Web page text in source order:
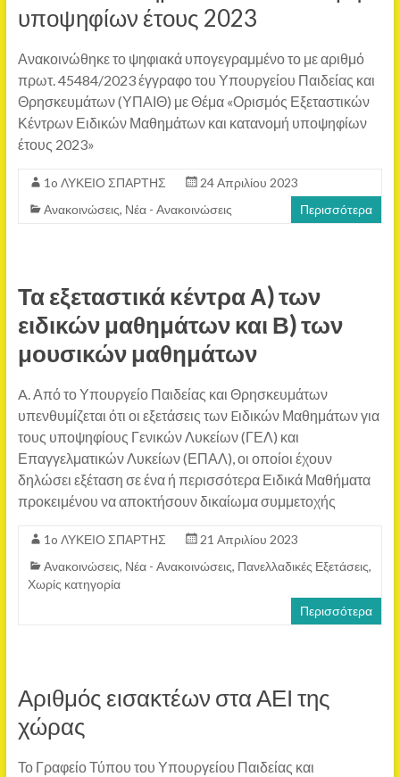
υποψηφίων έτους 2023
Ανακοινώθηκε το ψηφιακά υπογεγραμμένο το με αριθμό
πρωτ. 45484/2023 έγγραφο του Υπουργείου Παιδείας και
Θρησκευμάτων (ΥΠΑΙΘ) με Θέμα «Ορισμός Εξεταστικών
Κέντρων Ειδικών Μαθημάτων και κατανομή υποψηφίων
έτους 2023»
1o ΛΥΚΕΙΟ ΣΠΑΡΤΗΣ
24 Απριλίου 2023
Ανακοινώσεις, Νέα - Ανακοινώσεις Περισσότερα
Τα εξεταστικά κέντρα Α) των
ειδικών μαθημάτων και Β) των
μουσικών μαθημάτων
A. Από το Υπουργείο Παιδείας και Θρησκευμάτων
υπενθυμίζεται ότι οι εξετάσεις των Eιδικών Μαθημάτων για
τους υποψηφίους Γενικών Λυκείων (ΓΕΛ) και
Επαγγελματικών Λυκείων (ΕΠΑΛ), οι οποίοι έχουν
δηλώσει εξέταση σε ένα ή περισσότερα Ειδικά Μαθήματα
προκειμένου να αποκτήσουν δικαίωμα συμμετοχής
1o ΛΥΚΕΙΟ ΣΠΑΡΤΗΣ
21 Απριλίου 2023
Ανακοινώσεις, Νέα - Ανακοινώσεις, Πανελλαδικές Εξετάσεις,
Χωρίς κατηγορία
Περισσότερα
Αριθμός εισακτέων στα ΑΕΙ της
χώρας
Το Γραφείο Τύπου του Υπουργείου Παιδείας και